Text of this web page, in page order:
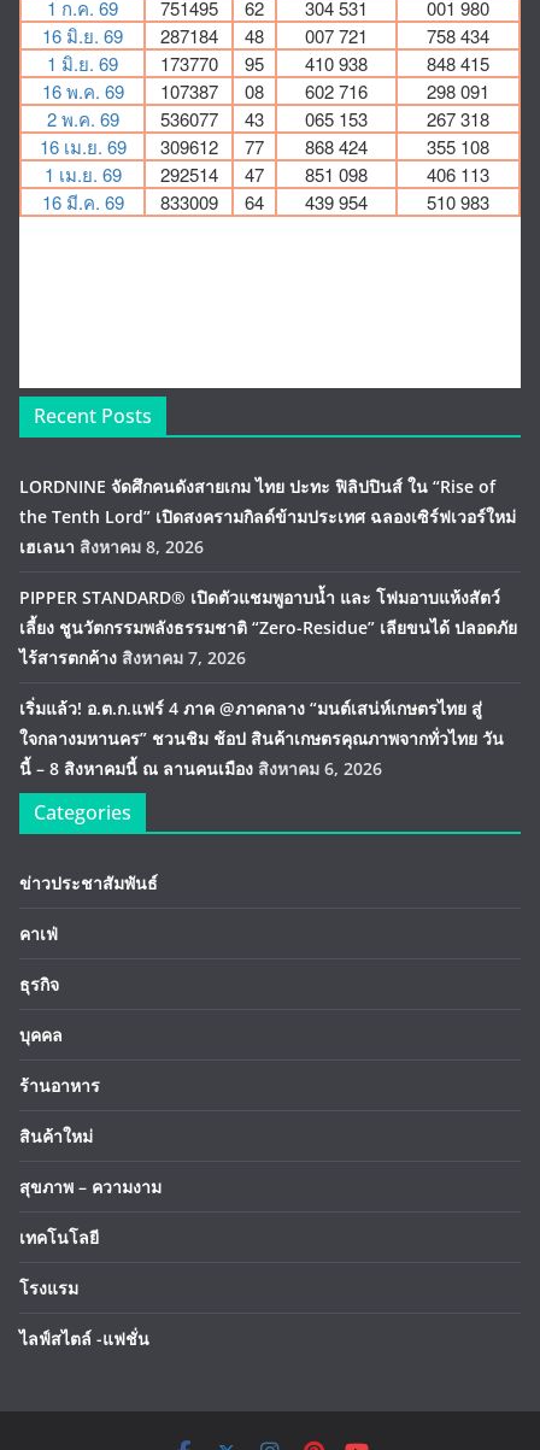
Recent Posts
LORDNINE จัดศึกคนดังสายเกม ไทย ปะทะ ฟิลิปปินส์ ใน “Rise of
the Tenth Lord” เปิดสงครามกิลด์ข้ามประเทศ ฉลองเซิร์ฟเวอร์ใหม่
เฮเลนา สิงหาคม 8, 2026
PIPPER STANDARD® เปิดตัวแชมพูอาบน้ำ และ โฟมอาบแห้งสัตว์
เลี้ยง ชูนวัตกรรมพลังธรรมชาติ “Zero-Residue” เลียขนได้ ปลอดภัย
ไร้สารตกค้าง สิงหาคม 7, 2026
เริ่มแล้ว! อ.ต.ก.แฟร์ 4 ภาค @ภาคกลาง “มนต์เสน่ห์เกษตรไทย สู่
ใจกลางมหานคร” ชวนชิม ช้อป สินค้าเกษตรคุณภาพจากทั่วไทย วัน
นี้ – 8 สิงหาคมนี้ ณ ลานคนเมือง สิงหาคม 6, 2026
Categories
ข่าวประชาสัมพันธ์
คาเฟ่
ธุรกิจ
บุคคล
ร้านอาหาร
สินค้าใหม่
สุขภาพ – ความงาม
เทคโนโลยี
โรงแรม
ไลฟ์สไตล์ -แฟชั่น